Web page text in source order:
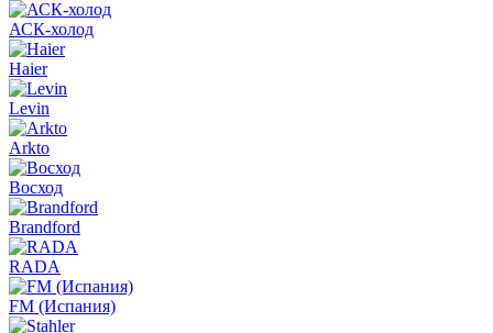
АСК-холод
Haier
Levin
Arkto
Восход
Brandford
RADA
FM (Испания)